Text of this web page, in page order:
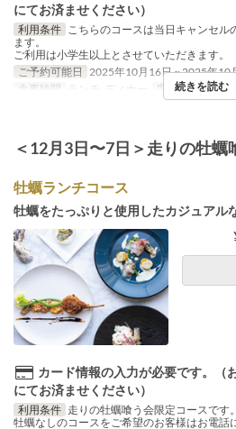
にてお済ませください）
利用条件 こちらのコースは当日キャンセル
ます。
ご利用は小学生以上とさせていただきます。
ご予約可能日 2025年10月16日 ~ 2025年10
食事時間
ランチ, ディナー 席のカテゴリ
続きを読む
＜12月3日〜7日＞走りの牡蠣
牡蠣ランチコース
牡蠣をたっぷりと使用したカジュアル
カード情報の入力が必要です。（
にてお済ませください）
利用条件 走りの牡蠣喰う会限定コースです。
牡蠣なしのコースをご希望のお客様はお電話